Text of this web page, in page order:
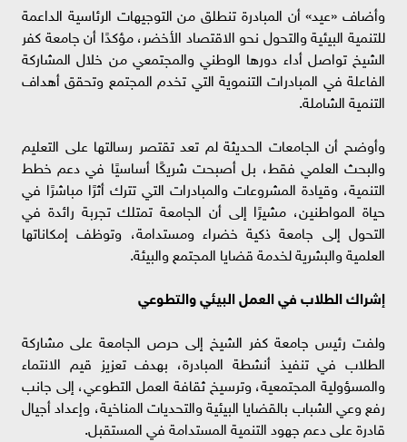
وأضاف «عيد» أن المبادرة تنطلق من التوجيهات الرئاسية الداعمة
للتنمية البيئية والتحول نحو الاقتصاد الأخضر، مؤكدًا أن جامعة كفر
الشيخ تواصل أداء دورها الوطني والمجتمعي من خلال المشاركة
الفاعلة في المبادرات التنموية التي تخدم المجتمع وتحقق أهداف
التنمية الشاملة.
وأوضح أن الجامعات الحديثة لم تعد تقتصر رسالتها على التعليم
والبحث العلمي فقط، بل أصبحت شريكًا أساسيًا في دعم خطط
التنمية، وقيادة المشروعات والمبادرات التي تترك أثرًا مباشرًا في
حياة المواطنين، مشيرًا إلى أن الجامعة تمتلك تجربة رائدة في
التحول إلى جامعة ذكية خضراء ومستدامة، وتوظف إمكاناتها
العلمية والبشرية لخدمة قضايا المجتمع والبيئة.
إشراك الطلاب في العمل البيئي والتطوعي
ولفت رئيس جامعة كفر الشيخ إلى حرص الجامعة على مشاركة
الطلاب في تنفيذ أنشطة المبادرة، بهدف تعزيز قيم الانتماء
والمسؤولية المجتمعية، وترسيخ ثقافة العمل التطوعي، إلى جانب
رفع وعي الشباب بالقضايا البيئية والتحديات المناخية، وإعداد أجيال
قادرة على دعم جهود التنمية المستدامة في المستقبل.